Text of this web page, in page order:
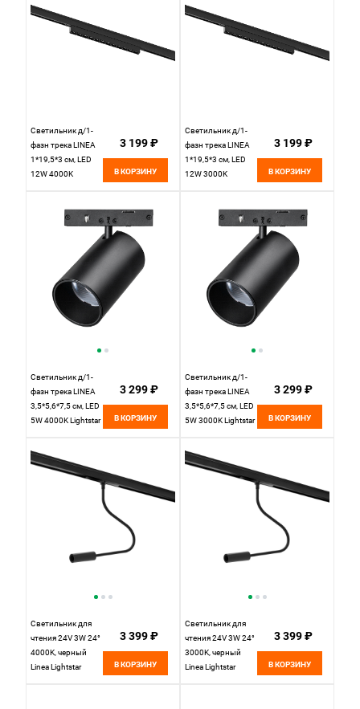
Светильник д/1-
фазн трека LINEA
1*19,5*3 см, LED
12W 4000K
3 199 ₽
В КОРЗИНУ
Светильник д/1-
фазн трека LINEA
1*19,5*3 см, LED
12W 3000K
3 199 ₽
В КОРЗИНУ
Светильник д/1-
фазн трека LINEA
3,5*5,6*7,5 см, LED
5W 4000K Lightstar
черный
3 299 ₽
В КОРЗИНУ
Светильник д/1-
фазн трека LINEA
3,5*5,6*7,5 см, LED
5W 3000K Lightstar
черный
3 299 ₽
В КОРЗИНУ
Светильник для
чтения 24V 3W 24°
4000K, черный
Linea Lightstar
3 399 ₽
В КОРЗИНУ
Светильник для
чтения 24V 3W 24°
3000K, черный
Linea Lightstar
3 399 ₽
В КОРЗИНУ